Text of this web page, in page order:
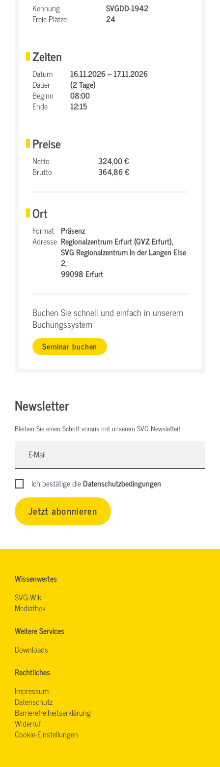
Kennung
SVGDD-1942
Freie Plätze
24
Zeiten
Datum
16.11.2026 – 17.11.2026
Dauer
(2 Tage)
Beginn
08:00
Ende
12:15
Preise
Netto
324,00 €
Brutto
364,86 €
Ort
Format Präsenz
Adresse Regionalzentrum Erfurt (GVZ Erfurt),
SVG Regionalzentrum In der Langen Else
2,
99098 Erfurt
Buchen Sie schnell und einfach in unserem
Buchungssystem
Seminar buchen
Newsletter
Bleiben Sie einen Schritt voraus mit unserem SVG Newsletter!
Ich bestätige dieDatenschutzbedingungen
Jetzt abonnieren
Wissenwertes
SVG-Wiki
Mediathek
Weitere Services
Downloads
Rechtliches
Impressum
Datenschutz
Barrierefreiheitserklärung
Widerruf
Cookie-Einstellungen